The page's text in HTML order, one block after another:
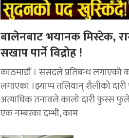
बालेनबाट भयानक मिस्टेक,
सखाप पार्ने विद्रोह !
काठमाडौं । संसदले प्रतिबन्ध लगाएको
लगाएका ।झ्याप्प तलिवान् शैलीको दारी
अत्याधिक तनावले कालो दारी फुस्स
एक नम्बरका दम्भी, काम